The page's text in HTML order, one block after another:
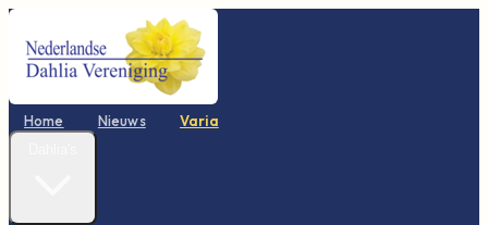
Home Nieuws Varia